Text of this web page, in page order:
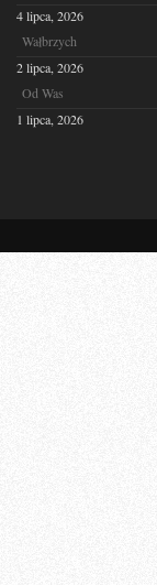
4 lipca, 2026
Wałbrzych
2 lipca, 2026
Od Was
1 lipca, 2026